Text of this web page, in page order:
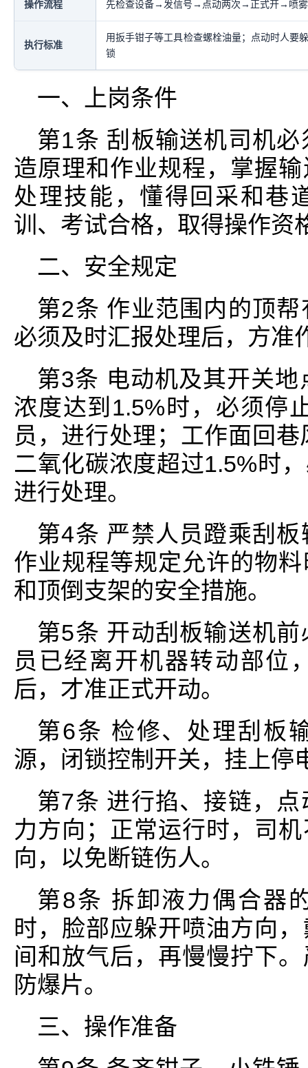
操作流程 先检查设备→发信号→点动两次→正式开→喷
执行标准
用扳手钳子等工具检查螺栓油量；点动时人要
锁
一、上岗条件
第1条 刮板输送机司机
造原理和作业规程，掌握
处理技能，懂得回采和巷
训、考试合格，取得操作资
二、安全规定
第2条 作业范围内的顶
必须及时汇报处理后，方准
第3条 电动机及其开关
浓度达到1.5%时，必须停
员，进行处理；工作面回
二氧化碳浓度超过1.5%时
进行处理。
第4条 严禁人员蹬乘刮
作业规程等规定允许的物
和顶倒支架的安全措施。
第5条 开动刮板输送机
员已经离开机器转动部位
后，才准正式开动。
第6条 检修、处理刮板
源，闭锁控制开关，挂上停
第7条 进行掐、接链，
力方向；正常运行时，司
向，以免断链伤人。
第8条 拆卸液力偶合器
时，脸部应躲开喷油方向
间和放气后，再慢慢拧下
防爆片。
三、操作准备